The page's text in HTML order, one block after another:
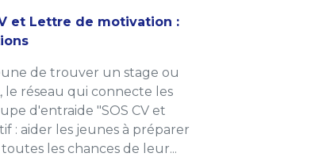
et Lettre de motivation :
de trouver un stage ou
le réseau qui connecte les
d'entraide "SOS CV et
: aider les jeunes à préparer
les chances de leur...